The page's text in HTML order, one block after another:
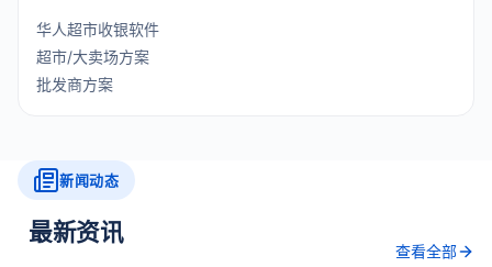
华人超市收银软件
超市/大卖场方案
批发商方案
新闻动态
最新资讯
查看全部